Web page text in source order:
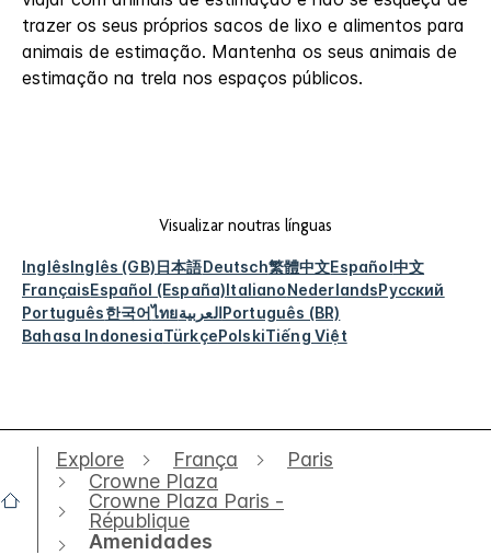
trazer os seus próprios sacos de lixo e alimentos para
animais de estimação. Mantenha os seus animais de
estimação na trela nos espaços públicos.
Visualizar noutras línguas
InglêsInglês (GB)日本語Deutsch繁體中文Español中文
FrançaisEspañol (España)ItalianoNederlandsРусский
Português한국어ไทยالعربيةPortuguês (BR)
Bahasa IndonesiaTürkçePolskiTiếng Việt
Explore França
Paris
Crowne Plaza
Crowne Plaza Paris -
République
Amenidades